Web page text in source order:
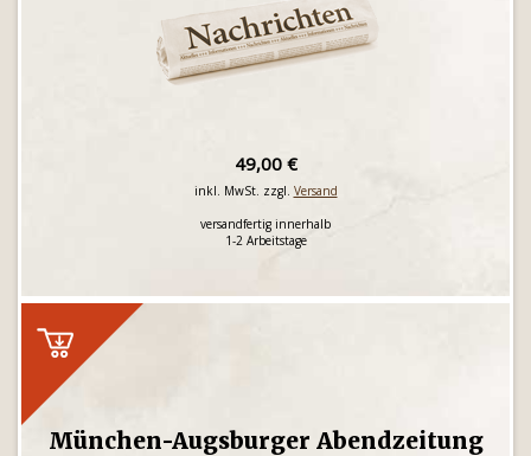
49,00 €
inkl. MwSt. zzgl. Versand
versandfertig innerhalb
1-2 Arbeitstage
München-Augsburger Abendzeitung